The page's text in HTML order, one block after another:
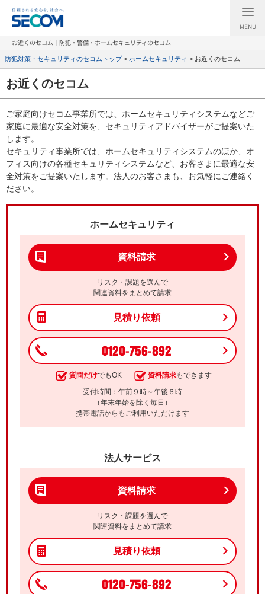
お近くのセコム｜防犯・警備・ホームセキュリティのセコム
MENU
防犯対策・セキュリティのセコムトップ> ホームセキュリティ > お近くのセコム
お近くのセコム
ご家庭向けセコム事業所では、ホームセキュリティシステムなどご
家庭に最適な安全対策を、セキュリティアドバイザーがご提案いた
します。
セキュリティ事業所では、ホームセキュリティシステムのほか、オ
フィス向けの各種セキュリティシステムなど、お客さまに最適な安
全対策をご提案いたします。法人のお客さまも、お気軽にご連絡く
ださい。
ホームセキュリティ
資料請求
リスク・課題を選んで
関連資料をまとめて請求
見積り依頼
0120-756-892
質問だけでもOK 資料請求もできます
受付時間：午前９時～午後６時
（年末年始を除く毎日）
携帯電話からもご利用いただけます
法人サービス
資料請求
リスク・課題を選んで
関連資料をまとめて請求
見積り依頼
0120-756-892